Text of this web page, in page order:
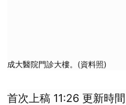
成大醫院門診大樓。(資料照)
首次上稿 11:26 更新時